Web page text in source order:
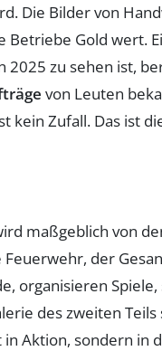
Die Bilder von
Gold wert.
2025 zu sehen ist,
von Leuten
kein Zufall. Das ist
maßgeblich von
der
organisieren
des zweiten Teils
Aktion, sondern in